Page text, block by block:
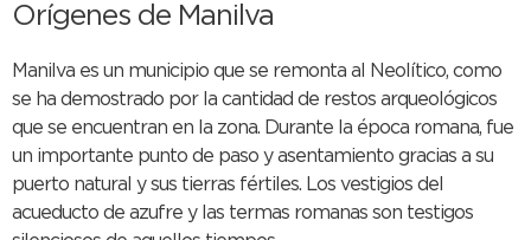
Orígenes de Manilva
Manilva es un municipio que se remonta al Neolítico, como
se ha demostrado por la cantidad de restos arqueológicos
que se encuentran en la zona. Durante la época romana, fue
un importante punto de paso y asentamiento gracias a su
puerto natural y sus tierras fértiles. Los vestigios del
acueducto de azufre y las termas romanas son testigos